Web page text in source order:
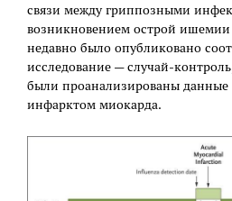
связи между гриппозными
возникновением острой
недавно было опубликовано
исследование — случай-
были проанализированы данные
инфарктом миокарда.